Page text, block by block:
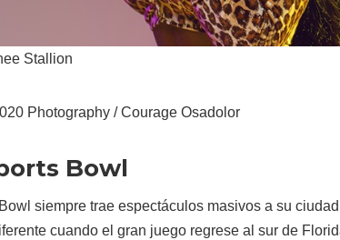
Stallion
Photography / Courage Osadolor
Bowl
siempre trae espectáculos masivos a su
cuando el gran juego regrese al sur de